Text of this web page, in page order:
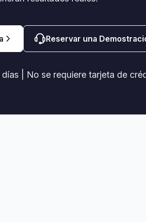
Reservar una
días | No se requiere tarjeta de